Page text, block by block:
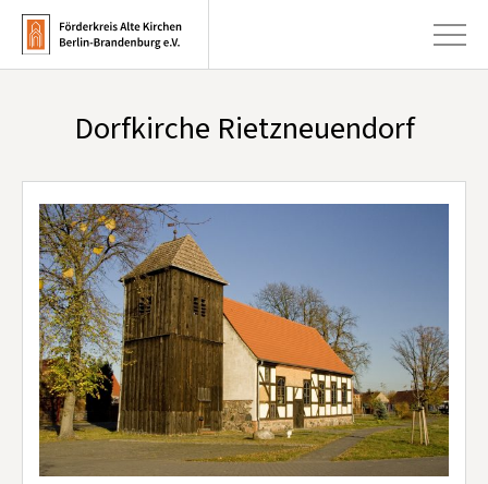
Infobrief abonnieren
Kirchen +
Publikationen
Kunst & Kultur
Förderung & Spenden +
Über uns +
Dorfkirche Rietzneuendorf